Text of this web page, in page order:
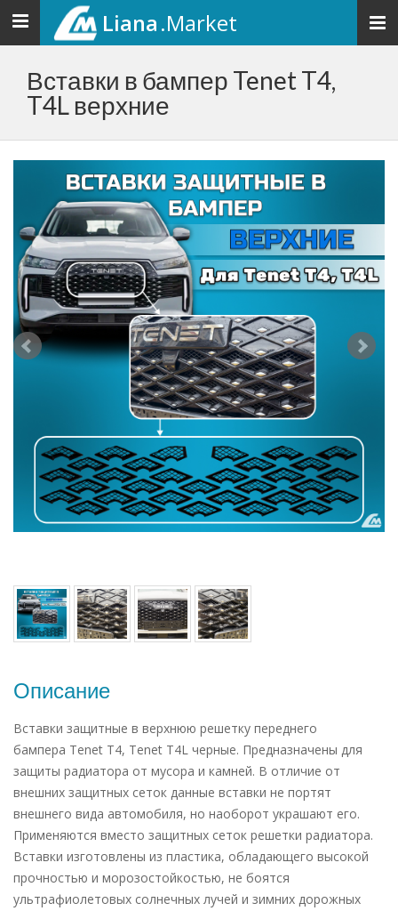
Toggle
navigation
Liana.Market
Вставки в бампер Tenet T4,
T4L верхние
Описание
Вставки защитные в верхнюю решетку переднего
бампера Tenet T4, Tenet T4L черные. Предназначены для
защиты радиатора от мусора и камней. В отличие от
внешних защитных сеток данные вставки не портят
внешнего вида автомобиля, но наоборот украшают его.
Применяются вместо защитных сеток решетки радиатора.
Вставки изготовлены из пластика, обладающего высокой
прочностью и морозостойкостью, не боятся
ультрафиолетовых солнечных лучей и зимних дорожных